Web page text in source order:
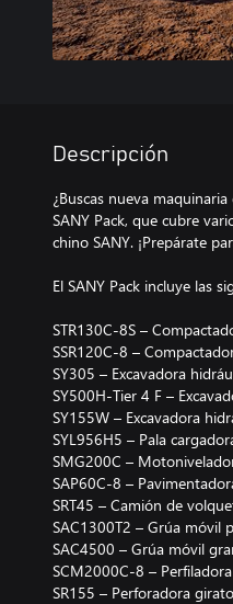
Descripción
¿Buscas nueva
SANY Pack, que cubre
chino SANY. ¡Prepárate
El SANY Pack incluye las
STR130C-8S –
SSR120C-8 –
SY305 – Excavadora
SY500H-Tier 4 F –
SY155W – Excavadora
SYL956H5 – Pala
SMG200C –
SAP60C-8 –
SRT45 – Camión de
SAC1300T2 – Grúa móvil
SAC4500 – Grúa móvil
SCM2000C-8 –
SR155 – Perforadora